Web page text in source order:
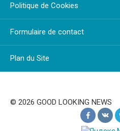
Politique de Cookies
Formulaire de contact
Plan du Site
© 2026 GOOD LOOKING NEWS